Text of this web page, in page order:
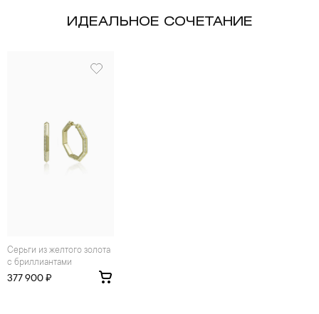
ИДЕАЛЬНОЕ СОЧЕТАНИЕ
Серьги из желтого золота
с бриллиантами
377 900 ₽